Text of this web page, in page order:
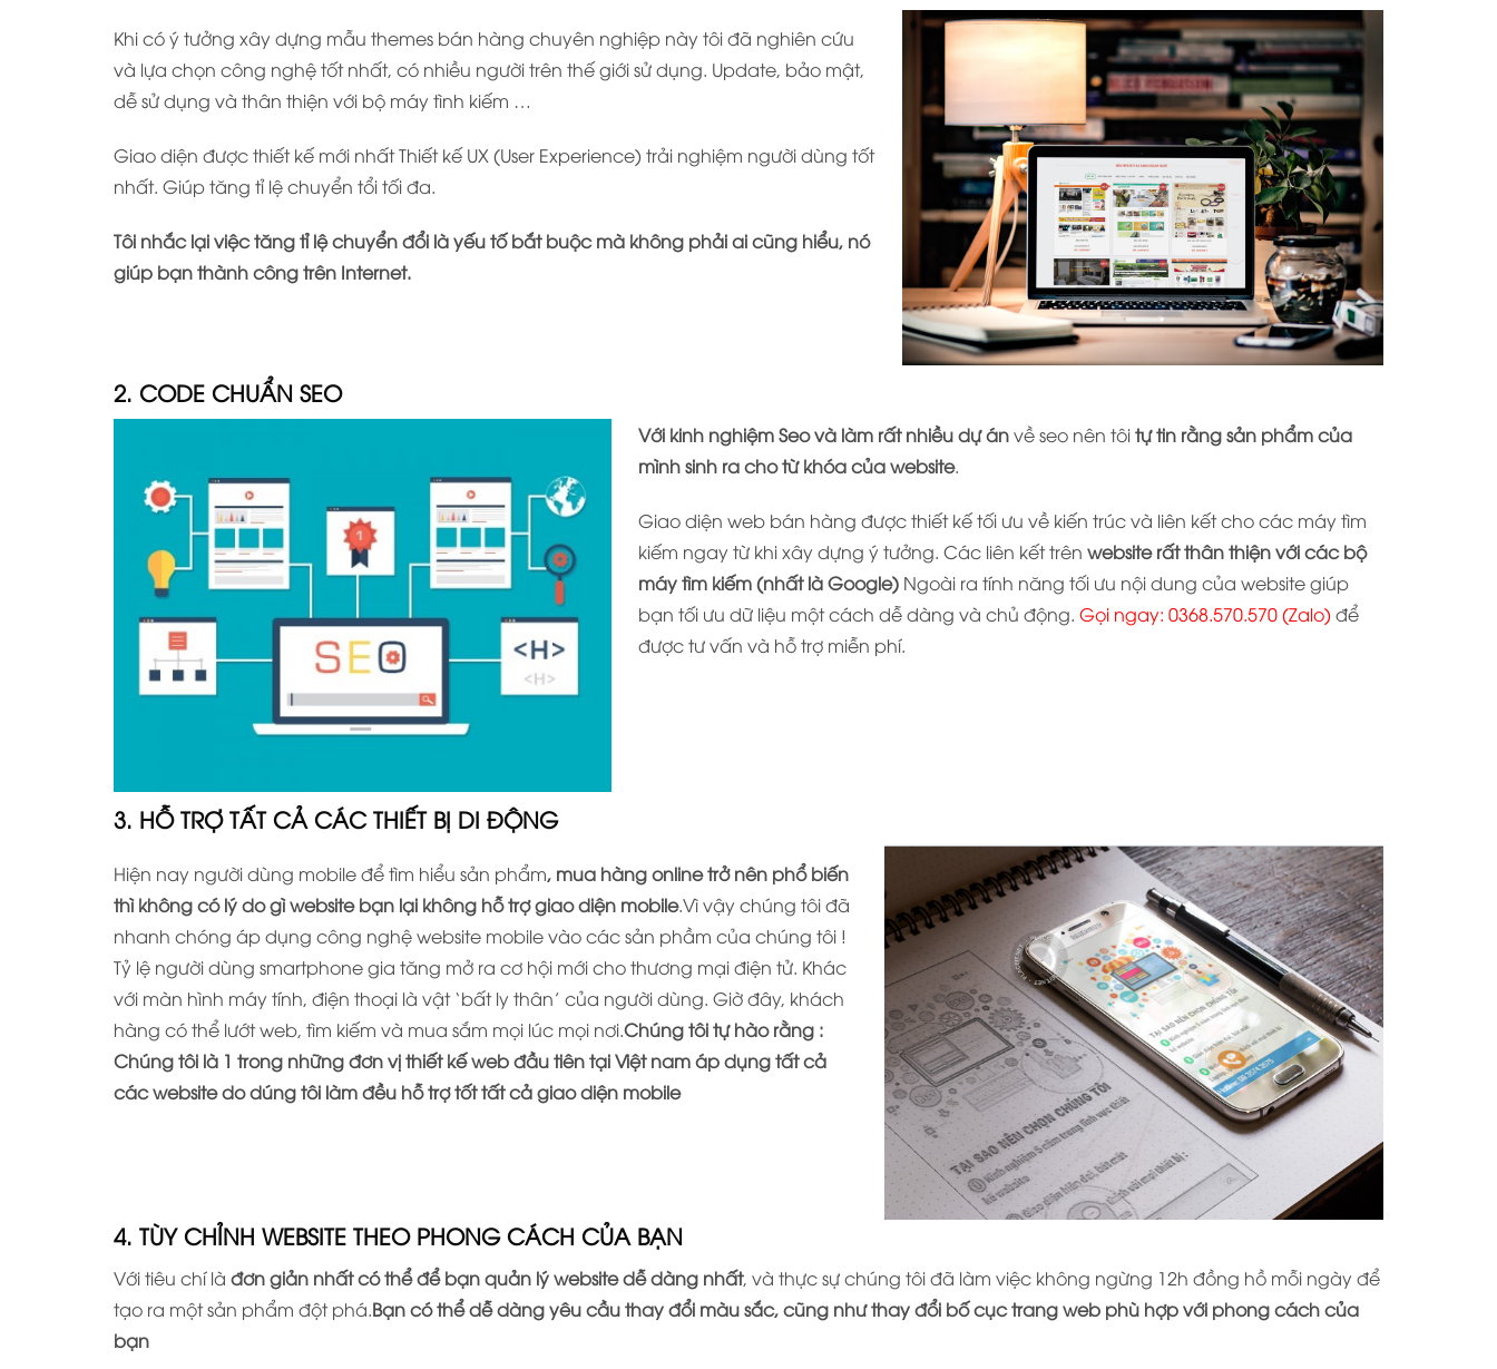
Khi có ý tưởng xây dựng mẫu themes bán hàng chuyên nghiệp này tôi đã nghiên cứu
và lựa chọn công nghệ tốt nhất, có nhiều người trên thế giới sử dụng. Update, bảo mật,
dễ sử dụng và thân thiện với bộ máy tình kiếm …
Giao diện được thiết kế mới nhất Thiết kế UX (User Experience) trải nghiệm người dùng tốt
nhất. Giúp tăng tỉ lệ chuyển tổi tối đa.
Tôi nhắc lại việc tăng tỉ lệ chuyển đổi là yếu tố bắt buộc mà không phải ai cũng hiểu, nó
giúp bạn thành công trên Internet.
2. CODE CHUẨN SEO
Với kinh nghiệm Seo và làm rất nhiều dự ánvề seo nên tôitự tin rằng sản phẩm của
mình sinh ra cho từ khóa của website.
Giao diện web bán hàng được thiết kế tối ưu về kiến trúc và liên kết cho các máy tìm
kiếm ngay từ khi xây dựng ý tưởng. Các liên kết trên website rất thân thiện với các bộ
máy tìm kiếm (nhất là Google) Ngoài ra tính năng tối ưu nội dung của website giúp
bạn tối ưu dữ liệu một cách dễ dàng và chủ động. Gọi ngay: 0368.570.570(Zalo)để
được tư vấn và hỗ trợ miễn phí.
3. HỖ TRỢ TẤT CẢ CÁC THIẾT BỊ DI ĐỘNG
Hiện nay người dùng mobile để tìm hiểu sản phẩm, mua hàng online trở nên phổ biến
thì không có lý do gì website bạn lại không hỗ trợ giao diện mobile.Vì vậy chúng tôi đã
nhanh chóng áp dụng công nghệ website mobile vào các sản phầm của chúng tôi !
Tỷ lệ người dùng smartphone gia tăng mở ra cơ hội mới cho thương mại điện tử. Khác
với màn hình máy tính, điện thoại là vật ‘bất ly thân’ của người dùng. Giờ đây, khách
hàng có thể lướt web, tìm kiếm và mua sắm mọi lúc mọi nơi.Chúng tôi tự hào rằng :
Chúng tôi là 1 trong những đơn vị thiết kế web đầu tiên tại Việt nam áp dụng tất cả
các website do dúng tôi làm đều hỗ trợ tốt tất cả giao diện mobile
4. TÙY CHỈNH WEBSITE THEO PHONG CÁCH CỦA BẠN
Với tiêu chí là đơn giản nhất có thể để bạn quản lý website dễ dàng nhất, và thực sự chúng tôi đã làm việc không ngừng 12h đồng hồ mỗi ngày để
tạo ra một sản phẩm đột phá.Bạn có thể dễ dàng yêu cầu thay đổi màu sắc, cũng như thay đổi bố cục trang web phù hợp với phong cách của
bạn